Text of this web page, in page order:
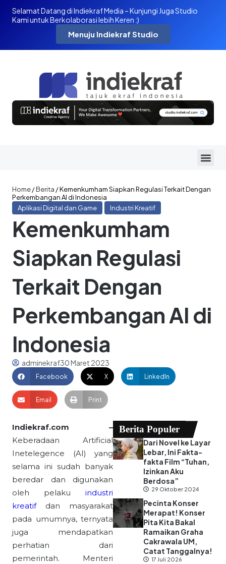
Selamat Datang di Indiekraf Media – Kunjungi Juga Studio
Kami untuk Berkolaborasi lebih Keren :)
Menuju Indiekraf Studio
Home/Berita /Kemenkumham Siapkan Regulasi Terkait Dengan
Perkembangan AI di Indonesia
Aplikasi Digital dan Game
Industri Kreatif
Kemenkumham
Siapkan Regulasi
Terkait Dengan
Perkembangan AI di
Indonesia
adminekraf30 Maret 2023
Facebook X LinkedIn
Email Print
Indiekraf.com –
Keberadaan Artificial
Inetelegence (AI) yang
selama ini sudah banyak
beredar dan digunakan
oleh pelaku industri
kreatifdan masyarakat
pada umumnya, ternyata
juga mendapatkan
perhatian dari
pemerintah. Menteri
Berita Populer
Dari Novel ke Layar
Lebar, Ini Fakta-
fakta Film “Tuhan,
Izinkan Aku
Berdosa”
29 Oktober 2024
Pecinta Konser
Merapat! Konser
Pita Kita Bakal
Ramaikan Graha
Cakrawala UM,
Catat Tanggalnya!
17 Juli 2026